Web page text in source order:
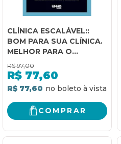
CLÍNICA ESCALÁVEL::
BOM PARA SUA CLÍNICA.
MELHOR PARA O
PACIENTE.
R$ 97,00
R$ 77,60
R$ 77,60
COMPRAR